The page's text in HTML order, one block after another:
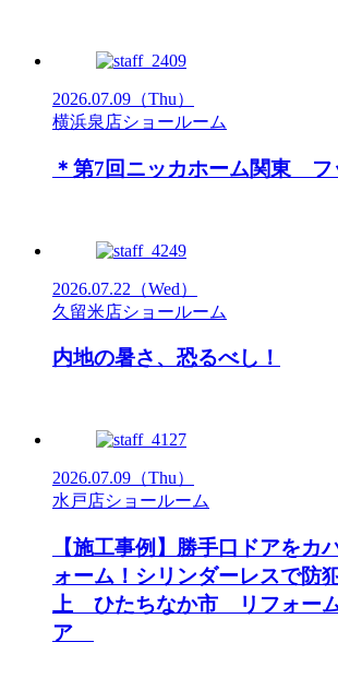
2026.07.09 （Thu）
横浜泉店ショールーム
＊第7回ニッカホーム関東 フ
2026.07.22 （Wed）
久留米店ショールーム
内地の暑さ、恐るべし！
2026.07.09 （Thu）
水戸店ショールーム
【施工事例】勝手口ドアをカ
ォーム！シリンダーレスで防
上 ひたちなか市 リフォー
ア